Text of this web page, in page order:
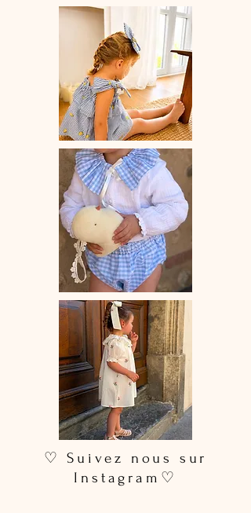
Pince crocodile 45 mm
Dimension noeud à plat environ 85
mm x 75 mm
Vendue à l'unité
♡ Suivez nous sur
Instagram♡